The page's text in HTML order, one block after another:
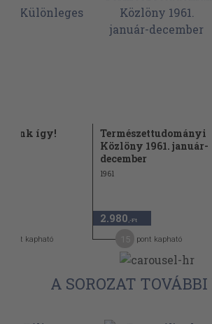
így!
pont kapható
Természettudományi
Közlöny 1961. január-
december
1961
2.980 ,-Ft
pont kapható
A SOROZAT